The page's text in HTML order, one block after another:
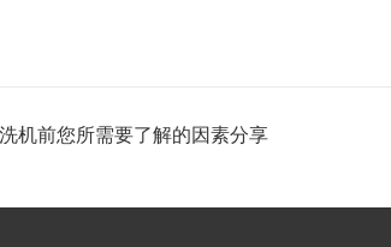
机前您所需要了解的因素分享